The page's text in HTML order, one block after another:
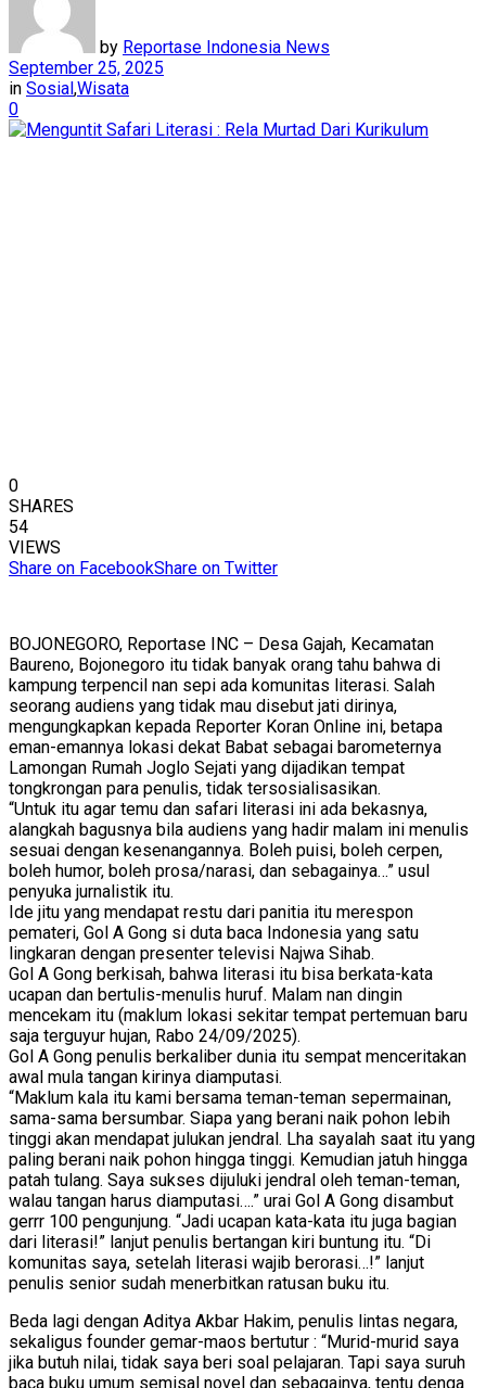
by Reportase Indonesia News
September 25, 2025
in Sosial,Wisata
0
0
SHARES
54
VIEWS
Share on FacebookShare on Twitter
BOJONEGORO, Reportase INC – Desa Gajah, Kecamatan
Baureno, Bojonegoro itu tidak banyak orang tahu bahwa di
kampung terpencil nan sepi ada komunitas literasi. Salah
seorang audiens yang tidak mau disebut jati dirinya,
mengungkapkan kepada Reporter Koran Online ini, betapa
eman-emannya lokasi dekat Babat sebagai barometernya
Lamongan Rumah Joglo Sejati yang dijadikan tempat
tongkrongan para penulis, tidak tersosialisasikan.
“Untuk itu agar temu dan safari literasi ini ada bekasnya,
alangkah bagusnya bila audiens yang hadir malam ini menulis
sesuai dengan kesenangannya. Boleh puisi, boleh cerpen,
boleh humor, boleh prosa/narasi, dan sebagainya…” usul
penyuka jurnalistik itu.
Ide jitu yang mendapat restu dari panitia itu merespon
pemateri, Gol A Gong si duta baca Indonesia yang satu
lingkaran dengan presenter televisi Najwa Sihab.
Gol A Gong berkisah, bahwa literasi itu bisa berkata-kata
ucapan dan bertulis-menulis huruf. Malam nan dingin
mencekam itu (maklum lokasi sekitar tempat pertemuan baru
saja terguyur hujan, Rabo 24/09/2025).
Gol A Gong penulis berkaliber dunia itu sempat menceritakan
awal mula tangan kirinya diamputasi.
“Maklum kala itu kami bersama teman-teman sepermainan,
sama-sama bersumbar. Siapa yang berani naik pohon lebih
tinggi akan mendapat julukan jendral. Lha sayalah saat itu yang
paling berani naik pohon hingga tinggi. Kemudian jatuh hingga
patah tulang. Saya sukses dijuluki jendral oleh teman-teman,
walau tangan harus diamputasi….” urai Gol A Gong disambut
gerrr 100 pengunjung. “Jadi ucapan kata-kata itu juga bagian
dari literasi!” lanjut penulis bertangan kiri buntung itu. “Di
komunitas saya, setelah literasi wajib berorasi…!” lanjut
penulis senior sudah menerbitkan ratusan buku itu.
Beda lagi dengan Aditya Akbar Hakim, penulis lintas negara,
sekaligus founder gemar-maos bertutur : “Murid-murid saya
jika butuh nilai, tidak saya beri soal pelajaran. Tapi saya suruh
baca buku umum semisal novel dan sebagainya, tentu denga